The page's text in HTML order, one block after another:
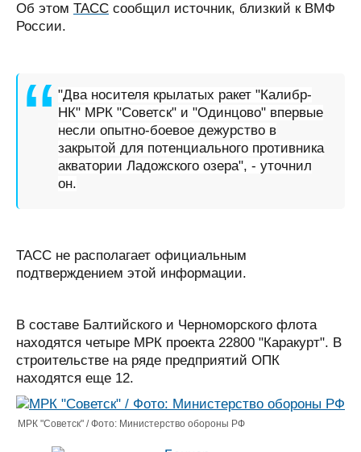
Словарь
Отзывы
Все службы
Об этом ТАСС сообщил источник, близкий к ВМФ
России.
"Два носителя крылатых ракет "Калибр-
НК" МРК "Советск" и "Одинцово" впервые
несли опытно-боевое дежурство в
закрытой для потенциального противника
акватории Ладожского озера", - уточнил
он.
ТАСС не располагает официальным
подтверждением этой информации.
В составе Балтийского и Черноморского флота
находятся четыре МРК проекта 22800 "Каракурт". В
строительстве на ряде предприятий ОПК
находятся еще 12.
МРК "Советск" / Фото: Министерство обороны РФ